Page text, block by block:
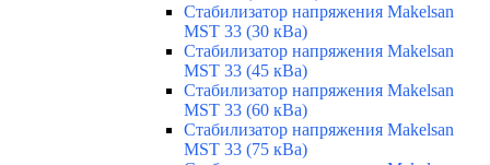
Стабилизатор напряжения Makelsan
MST 33 (30 кВа)
Стабилизатор напряжения Makelsan
MST 33 (45 кВа)
Стабилизатор напряжения Makelsan
MST 33 (60 кВа)
Стабилизатор напряжения Makelsan
MST 33 (75 кВа)